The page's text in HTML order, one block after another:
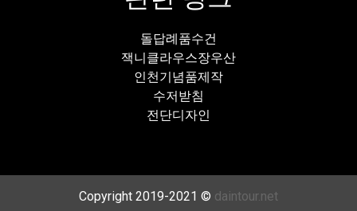
돌답례품수건
잭니클라우스장우산
인천기념품제작
수저받침
전단디자인
Copyright 2019-2021 © daintour.net